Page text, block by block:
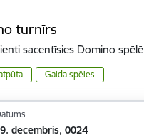
turnīrs
sacentīsies Domino spēlē
Galda spēles
decembris, 0024